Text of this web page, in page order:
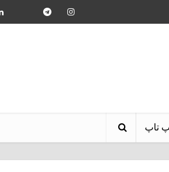
تاپ